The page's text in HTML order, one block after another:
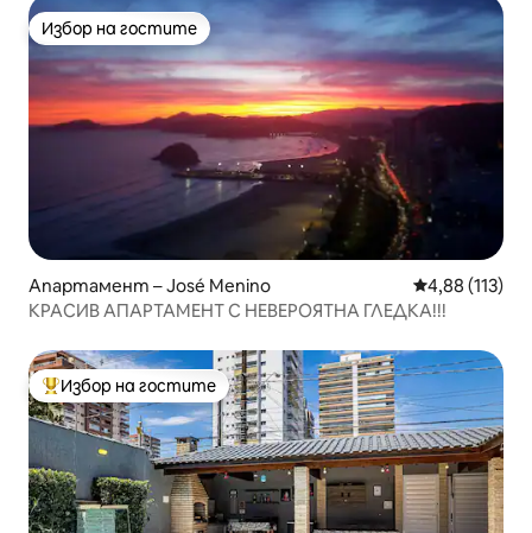
Избор на гостите
Избор на гостите
Апартамент – José Menino Средна
4,88 (113)
КРАСИВ АПАРТАМЕНТ С НЕВЕРОЯТНА ГЛЕДКА!!!
Най-популярен избор на гостите
Избор на гостите